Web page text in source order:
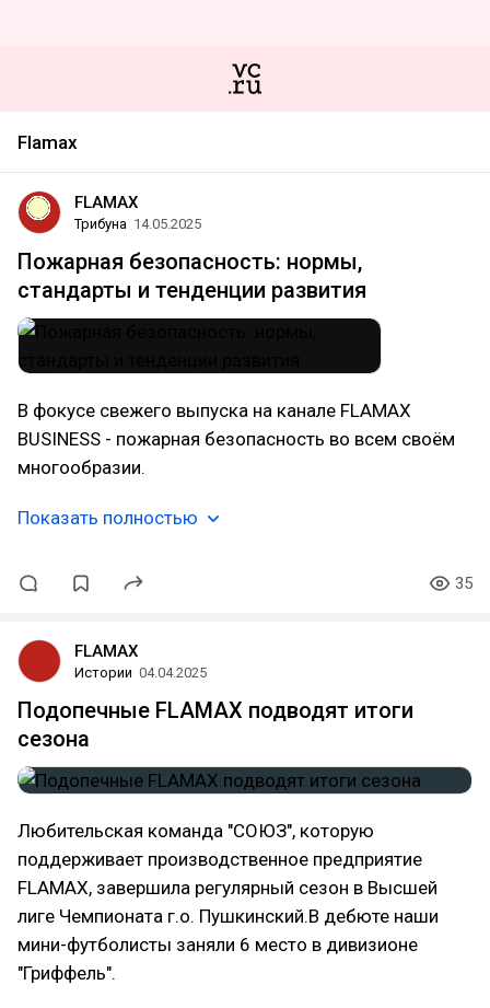
Flamax
FLAMAX
Трибуна 14.05.2025
Пожарная безопасность: нормы,
стандарты и тенденции развития
В фокусе свежего выпуска на канале FLAMAX
BUSINESS - пожарная безопасность во всем своём
многообразии.
Показать полностью
35
FLAMAX
Истории 04.04.2025
Подопечные FLAMAX подводят итоги
сезона
Любительская команда "СОЮЗ", которую
поддерживает производственное предприятие
FLAMAX, завершила регулярный сезон в Высшей
лиге Чемпионата г.о. Пушкинский.В дебюте наши
мини-футболисты заняли 6 место в дивизионе
"Гриффель".